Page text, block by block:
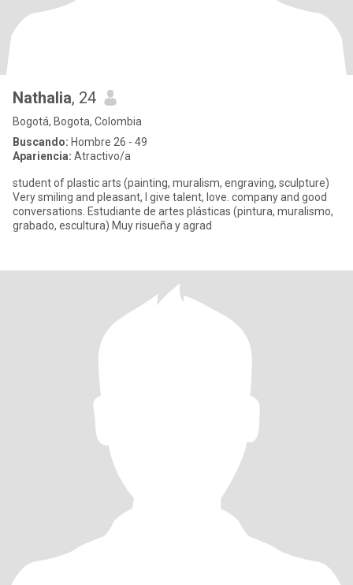
Nathalia, 24
Bogotá, Bogota, Colombia
Buscando: Hombre 26 - 49
Apariencia: Atractivo/a
student of plastic arts (painting, muralism, engraving, sculpture)
Very smiling and pleasant, I give talent, love. company and good
conversations. Estudiante de artes plásticas (pintura, muralismo,
grabado, escultura) Muy risueña y agrad